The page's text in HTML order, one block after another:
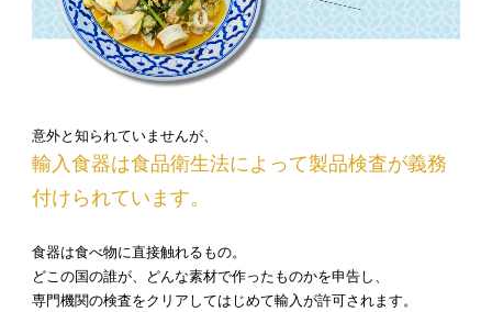
意外と知られていませんが、
輸入食器は食品衛生法によって製品検査が義務
付けられています。
食器は食べ物に直接触れるもの。
どこの国の誰が、どんな素材で作ったものかを申告し、
専門機関の検査をクリアしてはじめて輸入が許可されます。